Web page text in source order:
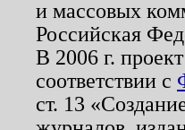
и массовых
Российская
В 2006 г.
соответствии с
ст. 13